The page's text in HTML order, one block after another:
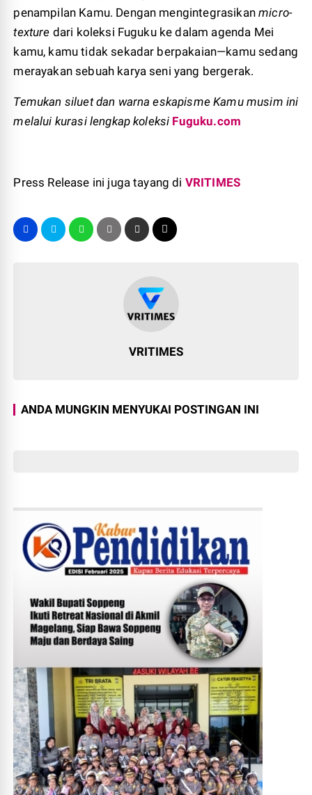
penampilan Kamu. Dengan mengintegrasikanmicro-
texture dari koleksi Fuguku ke dalam agenda Mei
kamu, kamu tidak sekadar berpakaian—kamu sedang
merayakan sebuah karya seni yang bergerak.
Temukan siluet dan warna eskapisme Kamu musim ini
melalui kurasi lengkap koleksi Fuguku.com
Press Release ini juga tayang di VRITIMES
VRITIMES
ANDA MUNGKIN MENYUKAI POSTINGAN INI